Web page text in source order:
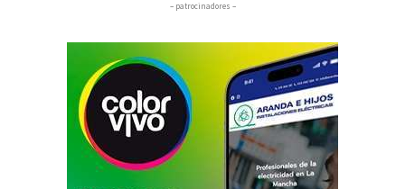
– patrocinadores –